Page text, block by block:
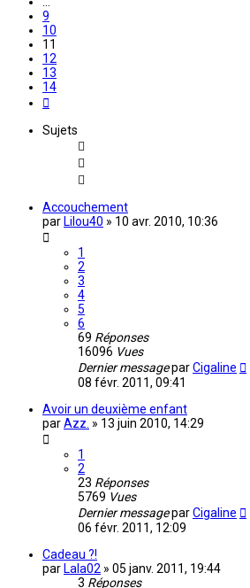
9
10
11
12
13
14
Sujets
Accouchement
par Lilou40 » 10 avr. 2010, 10:36
1
2
3
4
5
6
69 Réponses
16096 Vues
Dernier messageparCigaline
08 févr. 2011, 09:41
Avoir un deuxième enfant
parAzz. » 13 juin 2010, 14:29
1
2
23 Réponses
5769 Vues
Dernier messageparCigaline
06 févr. 2011, 12:09
Cadeau ?!
par Lala02 » 05 janv. 2011, 19:44
3 Réponses